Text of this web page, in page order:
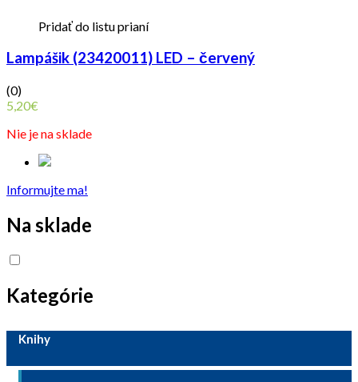
Pridať do listu prianí
Lampášik (23420011) LED – červený
(0)
5,20€
Nie je na sklade
Informujte ma!
Na sklade
Kategórie
Knihy